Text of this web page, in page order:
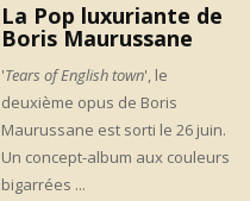
La Pop luxuriante de
Boris Maurussane
'Tears of English town', le
deuxième opus de Boris
Maurussane est sorti le 26 juin.
Un concept-album aux couleurs
bigarrées ...